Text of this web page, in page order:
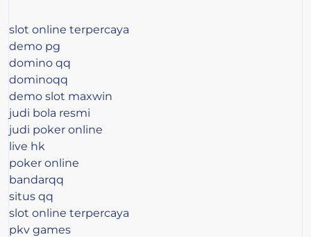
slot online terpercaya
demo pg
domino qq
dominoqq
demo slot maxwin
judi bola resmi
judi poker online
live hk
poker online
bandarqq
situs qq
slot online terpercaya
pkv games